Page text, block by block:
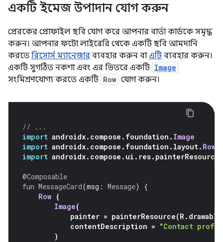
একটি ইমেজ উপাদান যোগ করুন
প্রেরকের প্রোফাইল ছবি যোগ করে আপনার বার্তা কার্ডকে সমৃদ্ধ
করুন। আপনার ফটো লাইব্রেরি থেকে একটি ছবি আমদানি
করতে রিসোর্স ম্যানেজার ব্যবহার করুন বাএটি ব্যবহার করুন।
একটি সুগঠিত নকশা এবং এর ভিতরে একটি Image
সংমিশ্রণযোগ্য করতে একটি Row যোগ করুন।
// ...
import androidx. compose . foundation . Image
import androidx. compose . foundation . layout. Row
import androidx. compose . ui . res. painterResource
@Composable
fun MessageCard(msg : Message)
{
Row {
Image(
painter = painterResource(R. drawable
contentDescription = "Contact
)